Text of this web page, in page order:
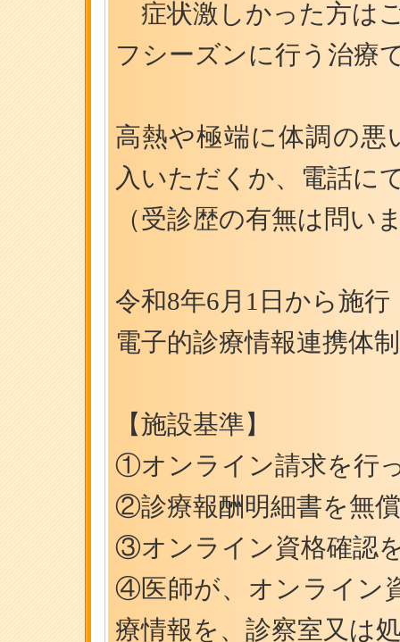
症状激しかった方は
フシーズンに行う治療
高熱や極端に体調の悪
入いただくか、電話に
（受診歴の有無は問い
令和8年6月1日から施行
電子的診療情報連携体
【施設基準】
①オンライン請求を行
②診療報酬明細書を無
③オンライン資格確認
④医師が、オンライン
療情報を、診察室又は